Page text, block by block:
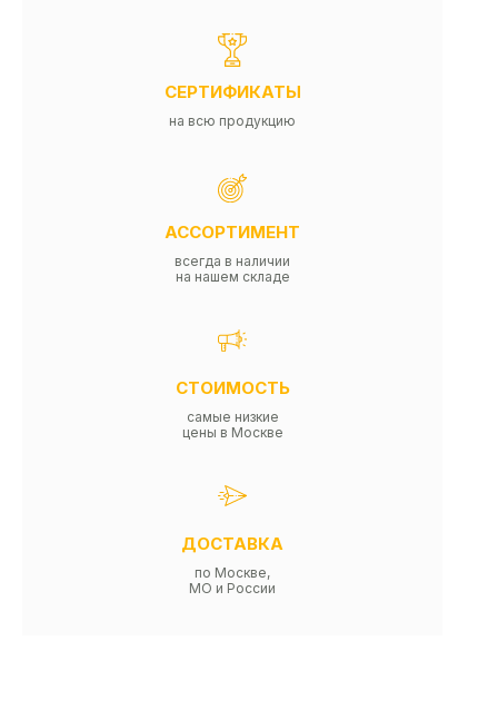
СЕРТИФИКАТЫ
на всю продукцию
АССОРТИМЕНТ
всегда в наличии
на нашем складе
СТОИМОСТЬ
самые низкие
цены в Москве
ДОСТАВКА
по Москве,
МО и России